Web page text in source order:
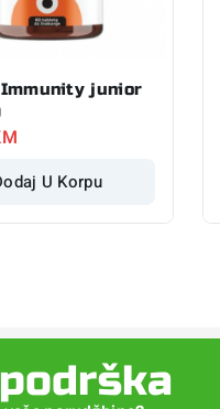
junior
U Korpu